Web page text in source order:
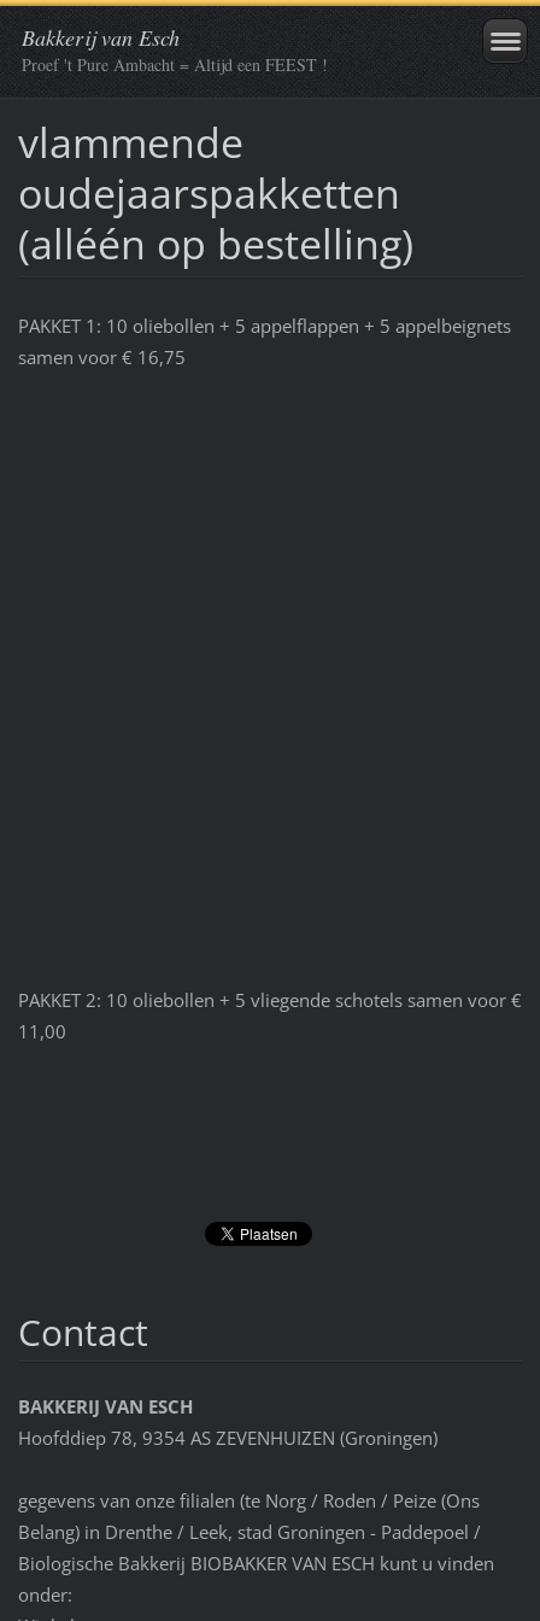
Bakkerij van Esch
Proef 't Pure Ambacht = Altijd een FEEST !
vlammende
oudejaarspakketten
(alléén op bestelling)
PAKKET 1: 10 oliebollen + 5 appelflappen + 5 appelbeignets
samen voor € 16,75
PAKKET 2: 10 oliebollen + 5 vliegende schotels samen voor €
11,00
Contact
BAKKERIJ VAN ESCH
Hoofddiep 78, 9354 AS ZEVENHUIZEN (Groningen)
gegevens van onze filialen (te Norg / Roden / Peize (Ons
Belang) in Drenthe / Leek, stad Groningen - Paddepoel /
Biologische Bakkerij BIOBAKKER VAN ESCH kunt u vinden
onder: